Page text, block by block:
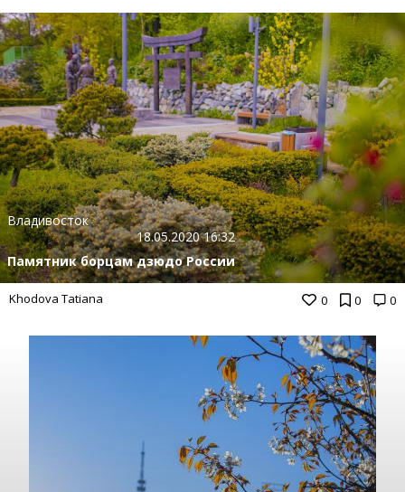
0 0 0
Владивосток
18.05.2020 16:32
Памятник борцам дзюдо России
Khodova Tatiana